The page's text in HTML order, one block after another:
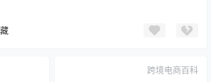
跨境电商百科